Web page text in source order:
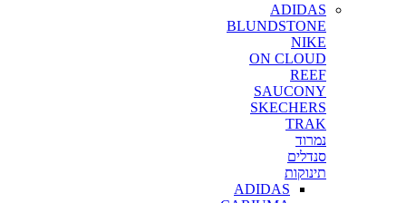
ADIDAS
BLUNDSTONE
NIKE
ON CLOUD
REEF
SAUCONY
SKECHERS
TRAK
נמרוד
סנדלים
תינוקות
ADIDAS